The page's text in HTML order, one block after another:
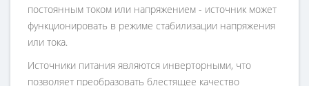
постоянным током или напряжением - источник может
функционировать в режиме стабилизации напряжения
или тока.
Источники питания являются инверторными, что
позволяет преобразовать блестящее качество